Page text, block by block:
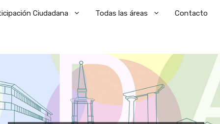
Ciudadana Todas las áreas Contacto